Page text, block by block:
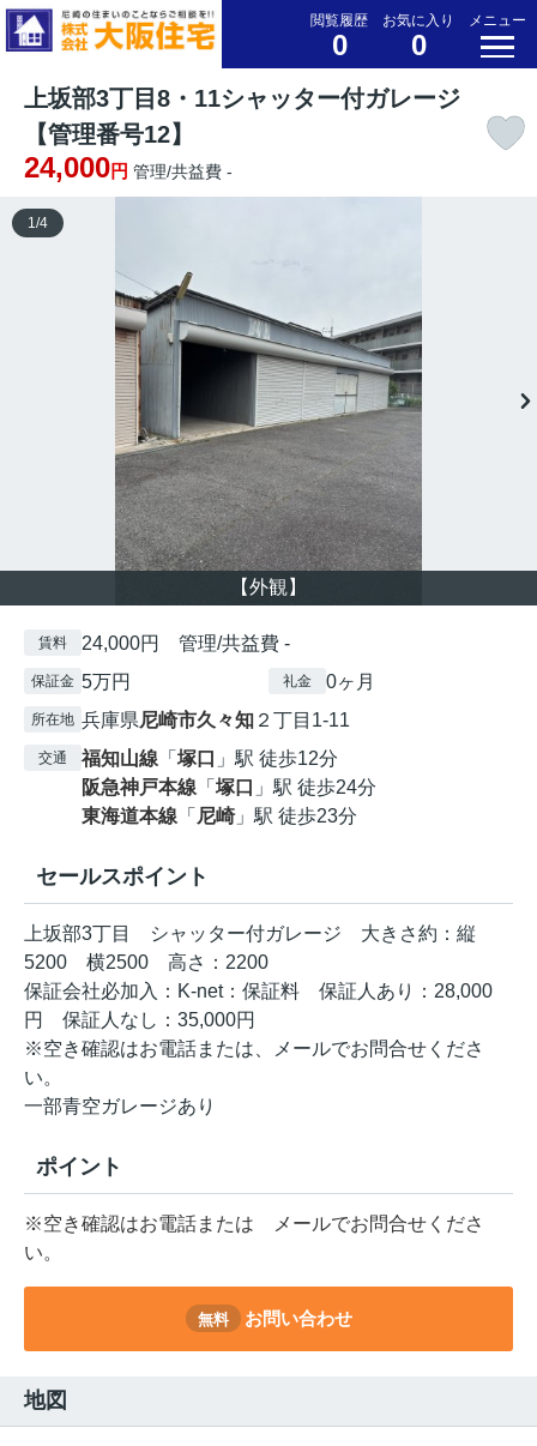
閲覧履歴
0
お気に入り
0
メニュー
上坂部3丁目8・11シャッター付ガレージ
【管理番号12】
24,000円 管理/共益費 -
【外観】
1/4
賃料 24,000円 管理/共益費 -
保証金 5万円 礼金 0ヶ月
所在地 兵庫県尼崎市久々知 ２丁目1-11
交通 福知山線 「 塚口 」駅 徒歩12分
阪急神戸本線 「 塚口 」駅 徒歩24分
東海道本線 「 尼崎」駅 徒歩23分
セールスポイント
上坂部3丁目 シャッター付ガレージ 大きさ約：縦
5200 横2500 高さ：2200
保証会社必加入：K-net：保証料 保証人あり：28,000
円 保証人なし：35,000円
※空き確認はお電話または、メールでお問合せくださ
い。
一部青空ガレージあり
ポイント
※空き確認はお電話または
メールでお問合せくださ
い。
無料 お問い合わせ
地図